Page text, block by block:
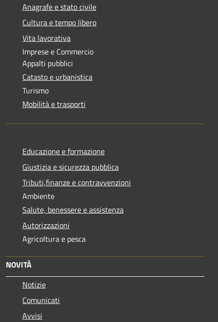
Anagrafe e stato civile
Cultura e tempo libero
Vita lavorativa
Imprese e Commercio
Appalti pubblici
Catasto e urbanistica
Turismo
Mobilità e trasporti
Educazione e formazione
Giustizia e sicurezza pubblica
Tributi,finanze e contravvenzioni
Ambiente
Salute, benessere e assistenza
Autorizzazioni
Agricoltura e pesca
NOVITÀ
Notizie
Comunicati
Avvisi